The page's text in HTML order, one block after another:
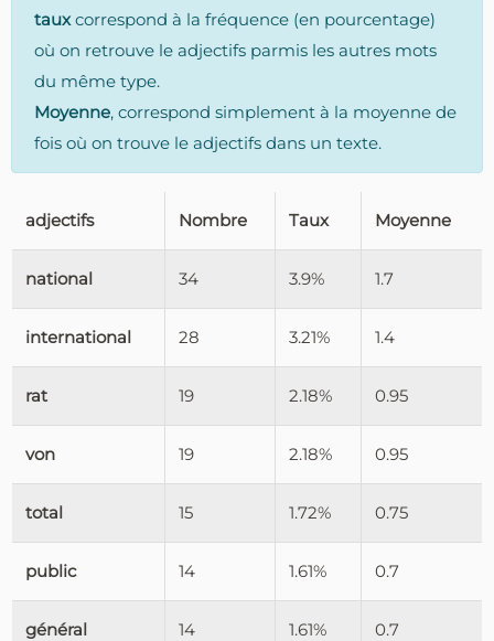
tauxcorrespond à la fréquence (en pourcentage)
où on retrouve le adjectifs parmis les autres mots
du même type.
Moyenne, correspond simplement à la moyenne de
fois où on trouve le adjectifs dans un texte.
adjectifs Nombre Taux Moyenne
national 34 3.9% 1.7
international 28 3.21% 1.4
rat 19 2.18% 0.95
von 19 2.18% 0.95
total 15 1.72% 0.75
public 14 1.61% 0.7
général 14 1.61% 0.7